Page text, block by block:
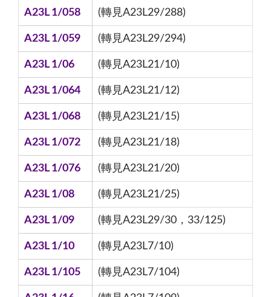
A23L 1/058 (轉見A23L29/288)
A23L 1/059 (轉見A23L29/294)
A23L 1/06 (轉見A23L21/10)
A23L 1/064 (轉見A23L21/12)
A23L 1/068 (轉見A23L21/15)
A23L 1/072 (轉見A23L21/18)
A23L 1/076 (轉見A23L21/20)
A23L 1/08 (轉見A23L21/25)
A23L 1/09 (轉見A23L29/30，33/125)
A23L 1/10 (轉見A23L7/10)
A23L 1/105 (轉見A23L7/104)